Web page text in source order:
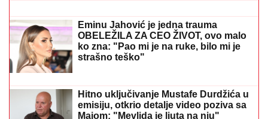
PUCALI U TEBE"Brutalno
oglašavanje Jovane Jeremić 5 dana
nakon veridbe Dragana Stankovića:
"Znali su šta rade"
ko zna: "Pao mi je na ruke, bilo mi je
strašno teško"